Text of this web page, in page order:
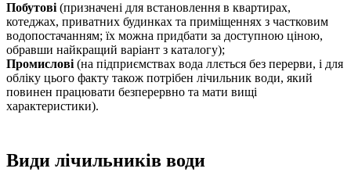
Побутові (призначені для встановлення в квартирах,
котеджах, приватних будинках та приміщеннях з частковим
водопостачанням; їх можна придбати за доступною ціною,
обравши найкращий варіант з каталогу);
Промислові (на підприємствах вода ллється без перерви, і для
обліку цього факту також потрібен лічильник води, який
повинен працювати безперервно та мати вищі
характеристики).
Види лічильників води